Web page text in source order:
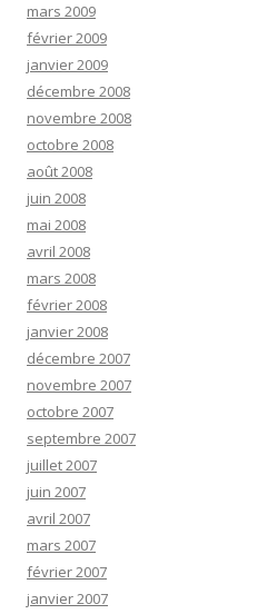
mars 2009
février 2009
janvier 2009
décembre 2008
novembre 2008
octobre 2008
août 2008
juin 2008
mai 2008
avril 2008
mars 2008
février 2008
janvier 2008
décembre 2007
novembre 2007
octobre 2007
septembre 2007
juillet 2007
juin 2007
avril 2007
mars 2007
février 2007
janvier 2007